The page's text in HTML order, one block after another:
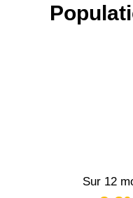
2 917 €
Sur 12